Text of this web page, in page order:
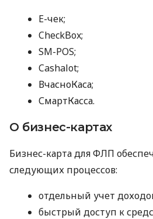
E-чек;
CheckBox;
SM-POS;
Cashalot;
ВчасноКаса;
СмартКасса.
О бизнес-картах
Бизнес-карта для ФЛП
следующих процессов:
отдельный учет
быстрый доступ к